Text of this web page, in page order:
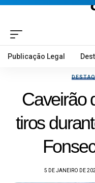
Publicação Legal
Caveirão
tiros
5 DE JANEIRO DE